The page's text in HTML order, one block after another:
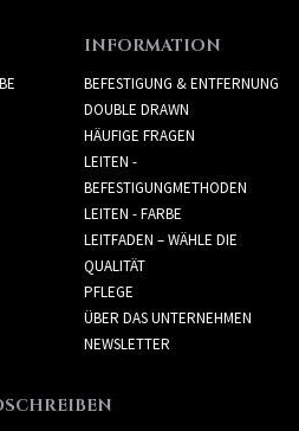
INFORMATION
BEFESTIGUNG & ENTFERNUNG
DOUBLE DRAWN
HÄUFIGE FRAGEN
LEITEN -
BEFESTIGUNGMETHODEN
LEITEN - FARBE
LEITFADEN – WÄHLE DIE
QUALITÄT
PFLEGE
ÜBER DAS UNTERNEHMEN
NEWSLETTER